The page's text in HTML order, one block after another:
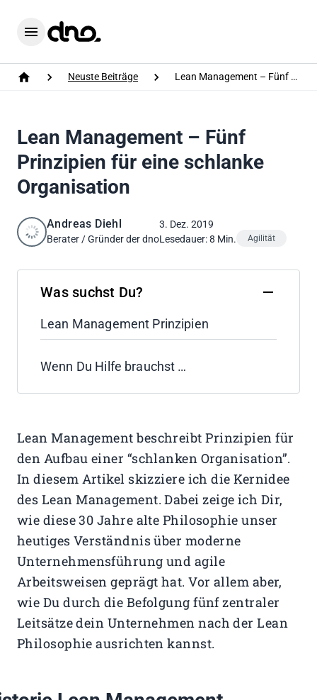
Menu
Home
Neuste Beiträge Lean Management – Fünf Prinzipien für eine schlanke Organisation
Lean Management – Fünf
Prinzipien für eine schlanke
Organisation
Andreas Diehl
Berater / Gründer der dno
3. Dez. 2019
Lesedauer: 8 Min.
Agilität
Was suchst Du?
Lean Management Prinzipien
Wenn Du Hilfe brauchst …
Lean Management beschreibt Prinzipien für
den Aufbau einer “schlanken Organisation”.
In diesem Artikel skizziere ich die Kernidee
des Lean Management. Dabei zeige ich Dir,
wie diese 30 Jahre alte Philosophie unser
heutiges Verständnis über moderne
Unternehmensführung und agile
Arbeitsweisen geprägt hat. Vor allem aber,
wie Du durch die Befolgung fünf zentraler
Leitsätze dein Unternehmen nach der Lean
Philosophie ausrichten kannst.